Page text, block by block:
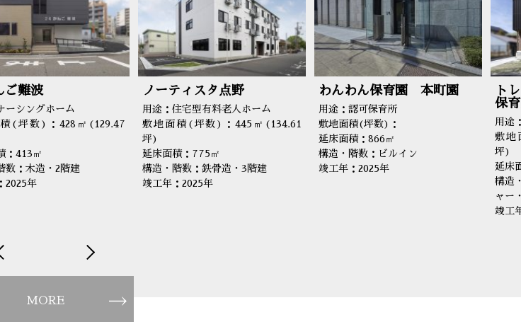
ご難波
ーシングホーム
(坪数)：428㎡(129.47
：413㎡
数：木造・2階建
2025年
ノーティスタ点野
用途：住宅型有料老人ホーム
敷地面積(坪数)：445㎡(134.61
坪)
延床面積：775㎡
構造・階数：鉄骨造・3階建
竣工年：2025年
わんわん保育園 本町園
用途：認可保育所
敷地面積(坪数)：
延床面積：866㎡
構造・階数：ビルイン
竣工年：2025年
ト
保
用途
敷地
坪)
延床
構造
ャー
竣工
MORE